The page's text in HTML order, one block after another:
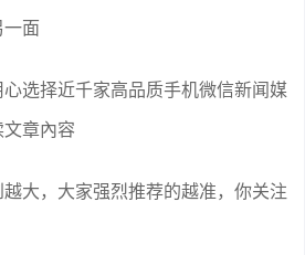
面
选择近千家高品质手机微信新闻媒
章內容
大，大家强烈推荐的越准，你关注